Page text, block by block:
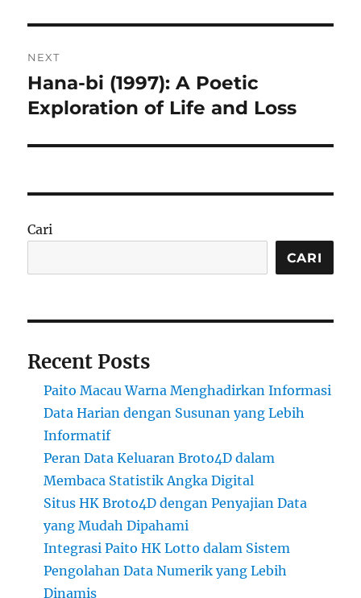
NEXT
Next
post:
Hana-bi (1997): A Poetic
Exploration of Life and Loss
Cari
CARI
Recent Posts
Paito Macau Warna Menghadirkan Informasi
Data Harian dengan Susunan yang Lebih
Informatif
Peran Data Keluaran Broto4D dalam
Membaca Statistik Angka Digital
Situs HK Broto4D dengan Penyajian Data
yang Mudah Dipahami
Integrasi Paito HK Lotto dalam Sistem
Pengolahan Data Numerik yang Lebih
Dinamis